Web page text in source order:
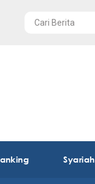
Syariah